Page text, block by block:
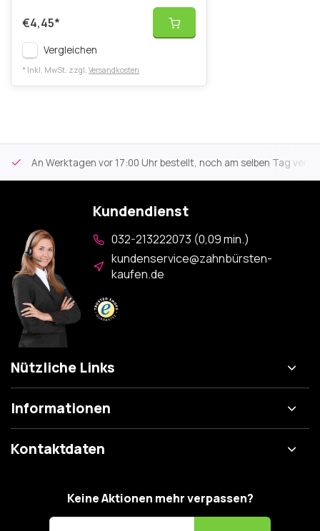
€4,45*
Vergleichen
* Inkl. MwSt. zzgl. Versandkosten
An Werktagen vor 17:00 Uhr bestellt, noch am selben Tag
Kundendienst
032-213222073 (0,09 min.)
kundenservice@zahnbürsten-
kaufen.de
Nützliche Links
Informationen
Kontaktdaten
Keine Aktionen mehr verpassen?